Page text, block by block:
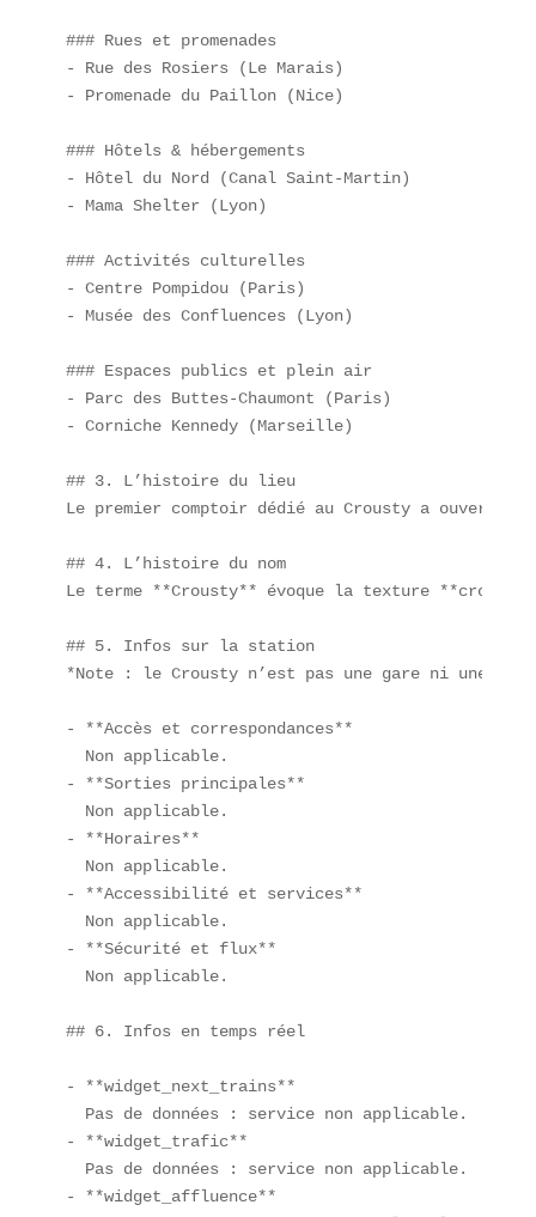
### Rues et promenades
- Rue des Rosiers (Le Marais)
- Promenade du Paillon (Nice)
### Hôtels & hébergements
- Hôtel du Nord (Canal Saint-Martin)
- Mama Shelter (Lyon)
### Activités culturelles
- Centre Pompidou (Paris)
- Musée des Confluences (Lyon)
### Espaces publics et plein air
- Parc des Buttes-Chaumont (Paris)
- Corniche Kennedy (Marseille)
## 3. L’histoire du lieu
Le premier comptoir dédié au Crousty a ouvert
## 4. L’histoire du nom
Le terme **Crousty** évoque la texture
## 5. Infos sur la station
*Note : le Crousty n’est pas une gare ni une
- **Accès et correspondances**
  Non applicable.
- **Sorties principales**
  Non applicable.
- **Horaires**
  Non applicable.
- **Accessibilité et services**
  Non applicable.
- **Sécurité et flux**
  Non applicable.
## 6. Infos en temps réel
- **widget_next_trains**
  Pas de données : service non applicable.
- **widget_trafic**
  Pas de données : service non applicable.
- **widget_affluence**